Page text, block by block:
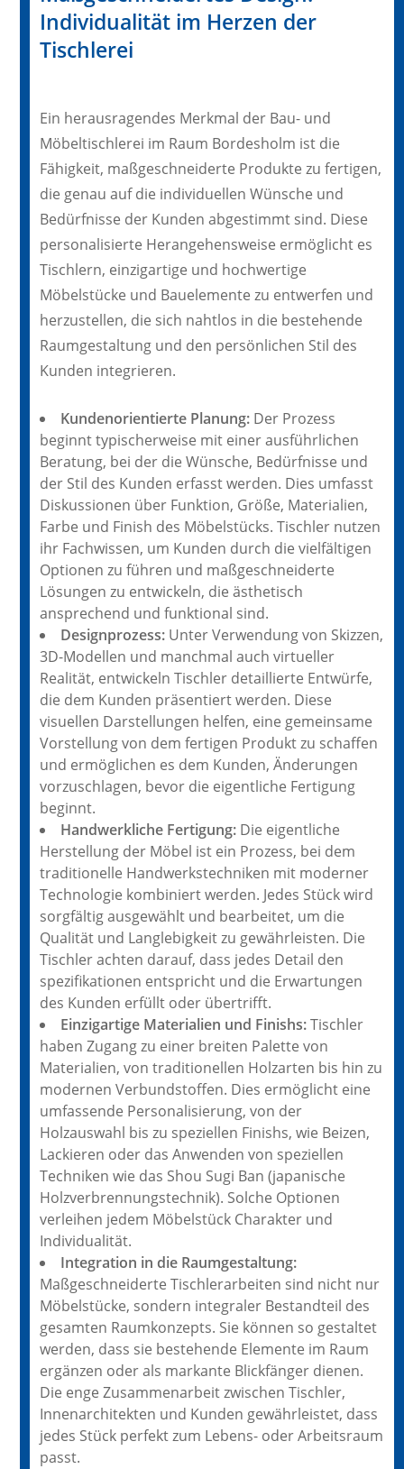
Individualität im Herzen der
Tischlerei
Ein herausragendes Merkmal der Bau- und
Möbeltischlerei im Raum Bordesholm ist die
Fähigkeit, maßgeschneiderte Produkte zu fertigen,
die genau auf die individuellen Wünsche und
Bedürfnisse der Kunden abgestimmt sind. Diese
personalisierte Herangehensweise ermöglicht es
Tischlern, einzigartige und hochwertige
Möbelstücke und Bauelemente zu entwerfen und
herzustellen, die sich nahtlos in die bestehende
Raumgestaltung und den persönlichen Stil des
Kunden integrieren.
Kundenorientierte Planung:Der Prozess
beginnt typischerweise mit einer ausführlichen
Beratung, bei der die Wünsche, Bedürfnisse und
der Stil des Kunden erfasst werden. Dies umfasst
Diskussionen über Funktion, Größe, Materialien,
Farbe und Finish des Möbelstücks. Tischler nutzen
ihr Fachwissen, um Kunden durch die vielfältigen
Optionen zu führen und maßgeschneiderte
Lösungen zu entwickeln, die ästhetisch
ansprechend und funktional sind.
Designprozess:Unter Verwendung von Skizzen,
3D-Modellen und manchmal auch virtueller
Realität, entwickeln Tischler detaillierte Entwürfe,
die dem Kunden präsentiert werden. Diese
visuellen Darstellungen helfen, eine gemeinsame
Vorstellung von dem fertigen Produkt zu schaffen
und ermöglichen es dem Kunden, Änderungen
vorzuschlagen, bevor die eigentliche Fertigung
beginnt.
Handwerkliche Fertigung:Die eigentliche
Herstellung der Möbel ist ein Prozess, bei dem
traditionelle Handwerkstechniken mit moderner
Technologie kombiniert werden. Jedes Stück wird
sorgfältig ausgewählt und bearbeitet, um die
Qualität und Langlebigkeit zu gewährleisten. Die
Tischler achten darauf, dass jedes Detail den
spezifikationen entspricht und die Erwartungen
des Kunden erfüllt oder übertrifft.
Einzigartige Materialien und Finishs:Tischler
haben Zugang zu einer breiten Palette von
Materialien, von traditionellen Holzarten bis hin zu
modernen Verbundstoffen. Dies ermöglicht eine
umfassende Personalisierung, von der
Holzauswahl bis zu speziellen Finishs, wie Beizen,
Lackieren oder das Anwenden von speziellen
Techniken wie das Shou Sugi Ban (japanische
Holzverbrennungstechnik). Solche Optionen
verleihen jedem Möbelstück Charakter und
Individualität.
Integration in die Raumgestaltung:
Maßgeschneiderte Tischlerarbeiten sind nicht nur
Möbelstücke, sondern integraler Bestandteil des
gesamten Raumkonzepts. Sie können so gestaltet
werden, dass sie bestehende Elemente im Raum
ergänzen oder als markante Blickfänger dienen.
Die enge Zusammenarbeit zwischen Tischler,
Innenarchitekten und Kunden gewährleistet, dass
jedes Stück perfekt zum Lebens- oder Arbeitsraum
passt.